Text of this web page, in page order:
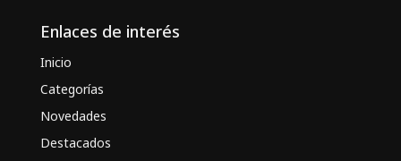
Enlaces de interés
Inicio
Categorías
Novedades
Destacados